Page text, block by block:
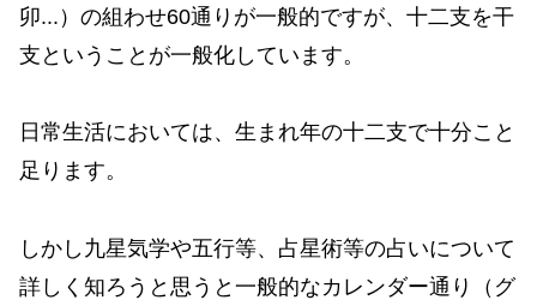
卯...）の組わせ60通りが一般的ですが、十二支を干
支ということが一般化しています。
日常生活においては、生まれ年の十二支で十分こと
足ります。
しかし九星気学や五行等、占星術等の占いについて
詳しく知ろうと思うと一般的なカレンダー通り（グ